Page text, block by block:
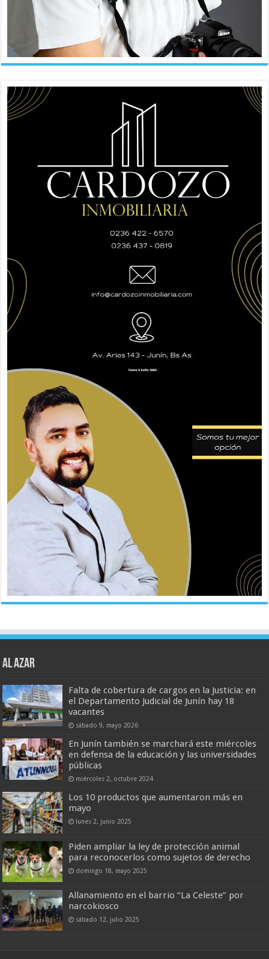
AL AZAR
Falta de cobertura de cargos en la Justicia: en
el Departamento Judicial de Junín hay 18
vacantes
sábado 9, mayo 2026
En Junín también se marchará este miércoles
en defensa de la educación y las universidades
públicas
miércoles 2, octubre 2024
Los 10 productos que aumentaron más en
mayo
lunes 2, junio 2025
Piden ampliar la ley de protección animal
para reconocerlos como sujetos de derecho
domingo 18, mayo 2025
Allanamiento en el barrio “La Celeste” por
narcokiosco
sábado 12, julio 2025